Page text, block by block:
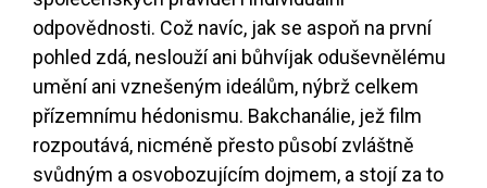
odpovědnosti. Což navíc, jak se aspoň na první
pohled zdá, neslouží ani bůhvíjak oduševnělému
umění ani vznešeným ideálům, nýbrž celkem
přízemnímu hédonismu. Bakchanálie, jež film
rozpoutává, nicméně přesto působí zvláštně
svůdným a osvobozujícím dojmem, a stojí za to